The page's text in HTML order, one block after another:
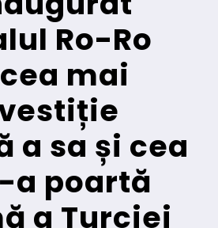
Ro-Ro
mai
a sa și cea
a poartă
a Turciei